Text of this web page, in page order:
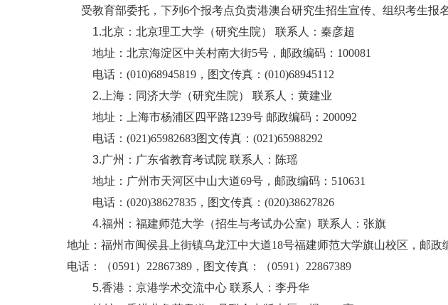
受教育部委托，下列 6个报考点负责港澳台研究生招生宣传、组织考生报
1.北京：北京理工大学（研究生院） 联系人：秦彦超
地址：北京海淀区中关村南大街5号，邮政编码：100081
电话： (010)68945819，图文传真：(010)68945112
2.上海：同济大学（研究生院） 联系人：黄建业
地址：上海市杨浦区四平路1239号 邮政编码：200092
电话： (021)65982683图文传真：(021)65988292
3.广州：广东省教育考试院 联系人：陈瑶
地址：广州市天河区中山大道69号，邮政编码：510631
电话： (020)38627835，图文传真：(020)38627826
4.福州：福建师范大学（招生与考试办公室）联系人：张旗
地址：福州市闽侯县上街镇乌龙江中大道18号福建师范大学旗山校区，邮政
电话：（0591）22867389，图文传真：（0591）22867389
5.香港：京港学术交流中心 联系人：李丹华